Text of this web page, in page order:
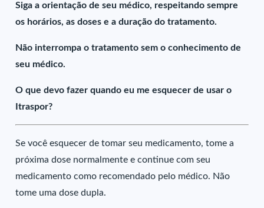
Siga a orientação de seu médico, respeitando sempre
os horários, as doses e a duração do tratamento.
Não interrompa o tratamento sem o conhecimento de
seu médico.
O que devo fazer quando eu me esquecer de usar o
Itraspor?
Se você esquecer de tomar seu medicamento, tome a
próxima dose normalmente e continue com seu
medicamento como recomendado pelo médico. Não
tome uma dose dupla.